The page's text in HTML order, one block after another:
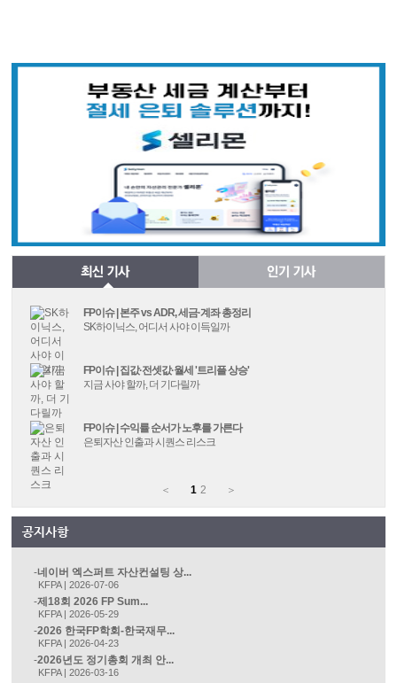
FP이슈 | 본주 vs ADR, 세금·계좌 총정리
SK하이닉스, 어디서 사야 이득일까
FP이슈 | 집값·전셋값·월세 '트리플 상승'
지금 사야 할까, 더 기다릴까
FP이슈 | 수익률 순서가 노후를 가른다
은퇴자산 인출과 시퀀스 리스크
＜ 1 2 ＞
네이버 엑스퍼트 자산컨설팅 상...
KFPA | 2026-07-06
제18회 2026 FP Sum...
KFPA | 2026-05-29
2026 한국FP학회-한국재무...
KFPA | 2026-04-23
2026년도 정기총회 개최 안...
KFPA | 2026-03-16